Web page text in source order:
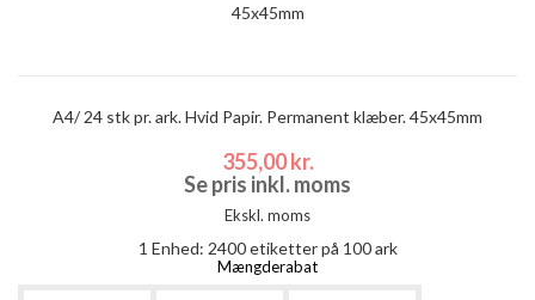
45x45mm
A4/ 24 stk pr. ark. Hvid Papir. Permanent klæber. 45x45mm
355,00 kr.
Se pris inkl. moms
Ekskl. moms
1 Enhed: 2400etiketter på 100 ark
Mængderabat